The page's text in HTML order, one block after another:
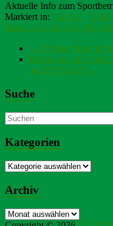
Aktuelle Info zum
Markiert in: Corona
Bastian Isselhorst 8. Mai
← Offener Brief an
Einladung zur
am 05.06.2020 →
Suche
Kategorien
Kategorien
Archiv
Archiv